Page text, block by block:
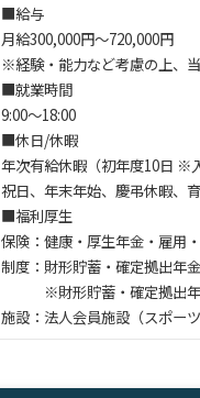
■給与
月給300,000円～720,000円
※経験・能力など考慮の上、
■就業時間
9:00～18:00
■休日/休暇
年次有給休暇（初年度10日 ※
祝日、年末年始、慶弔休暇、
■福利厚生
保険：健康・厚生年金・雇用
制度：財形貯蓄・確定拠出年
※財形貯蓄・確定拠出年
施設：法人会員施設（スポー